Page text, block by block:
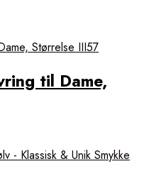
til Dame,